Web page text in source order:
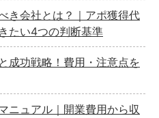
き会社とは？｜アポ獲得代
たい4つの判断基準
成功戦略！費用・注意点を
ニュアル｜開業費用から収